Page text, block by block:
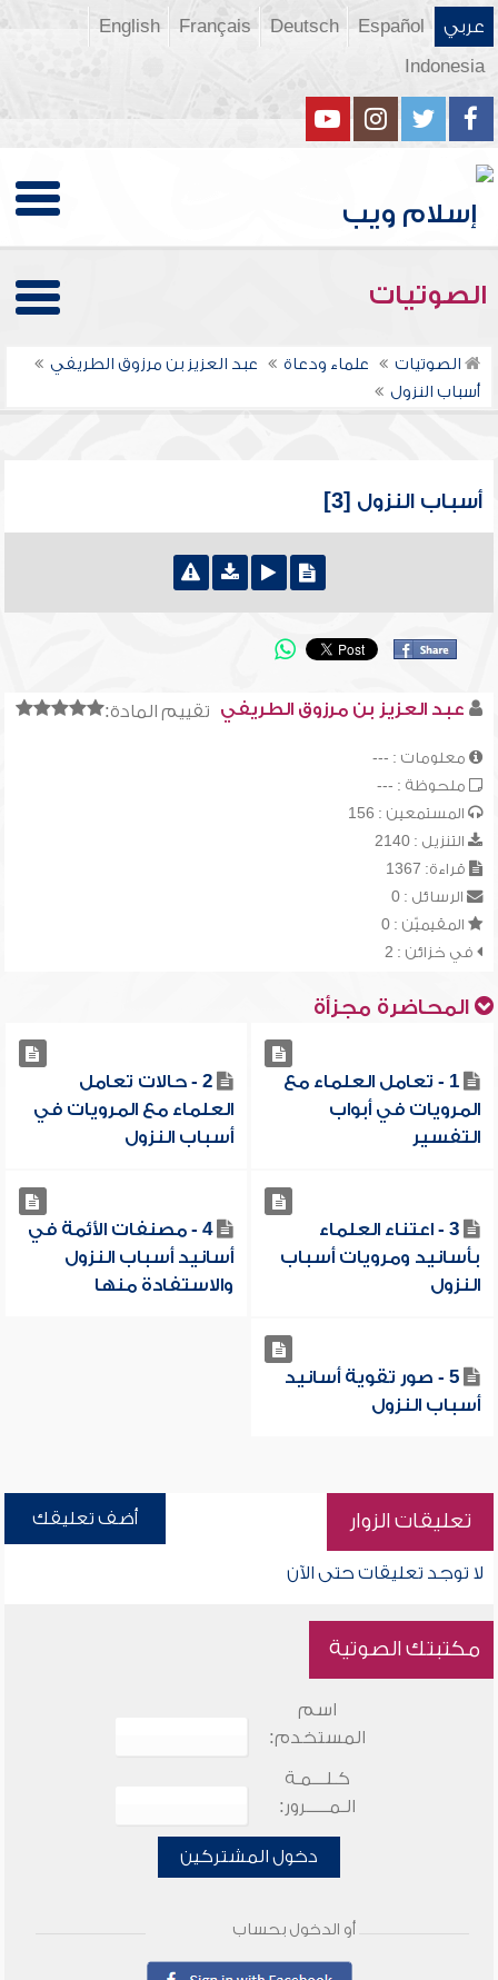
عربي Español
Deutsch
Français
English
Indonesia
الصوتيات
الصوتيات علماء ودعاة
عبد العزيز بن مرزوق الطريفي
أسباب النزول
أسباب النزول [3]
تقييم المادة: عبد العزيز بن مرزوق الطريفي
معلومات : ---
ملحوظة : ---
المستمعين : 156
التنزيل : 2140
قراءة: 1367
الرسائل : 0
المقيميّن : 0
في خزائن : 2
المحاضرة مجزأة
1 - تعامل العلماء مع
المرويات في أبواب
التفسير
2 - حالات تعامل
العلماء مع المرويات في
أسباب النزول
3 - اعتناء العلماء
بأسانيد ومرويات أسباب
النزول
4 - مصنفات الأئمة في
أسانيد أسباب النزول
والاستفادة منها
5 - صور تقوية أسانيد
أسباب النزول
تعليقات الزوار أضف تعليقك
لا توجد تعليقات حتى الآن
مكتبتك الصوتية
اسم
المستخدم:
كـلـــمـة
الـمـــــرور:
دخول المشتركين
أو الدخول بحساب